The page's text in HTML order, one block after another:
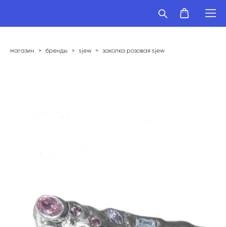
магазин > бренды > sjew > заколка розовая sjew